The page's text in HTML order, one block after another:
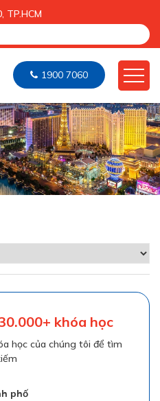
TP.HCM
1900 7060
khóa học
học của chúng tôi để tìm
phố